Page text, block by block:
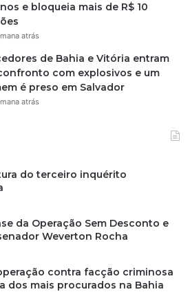
e bloqueia mais de R$ 10
atrás
de Bahia e Vitória entram
com explosivos e um
é preso em Salvador
atrás
do terceiro inquérito
da Operação Sem Desconto e
Weverton Rocha
contra facção criminosa
dos mais procurados na Bahia